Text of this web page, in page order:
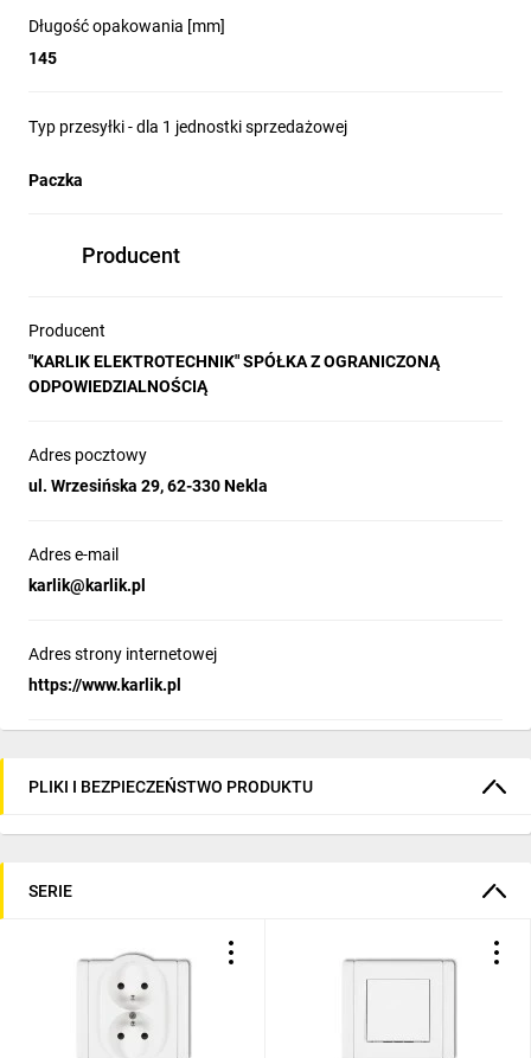
Długość opakowania [mm]
145
Typ przesyłki - dla 1 jednostki sprzedażowej
Paczka
Producent
Producent
"KARLIK ELEKTROTECHNIK" SPÓŁKA Z OGRANICZONĄ
ODPOWIEDZIALNOŚCIĄ
Adres pocztowy
ul. Wrzesińska 29, 62-330 Nekla
Adres e-mail
karlik@karlik.pl
Adres strony internetowej
https://www.karlik.pl
PLIKI I BEZPIECZEŃSTWO PRODUKTU
SERIE